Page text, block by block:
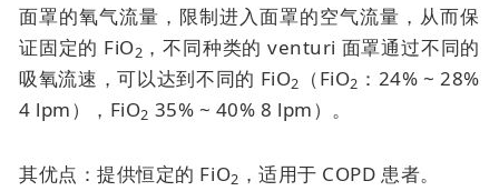
面罩的氧气流量，限制进入面罩的空气流量，从而保
证固定的 FiO2 ，不同种类的 venturi 面罩通过不同的
吸氧流速，可以达到不同的 FiO2 （FiO2 ：24% ~ 28%
4 lpm），FiO2 35% ~ 40% 8 lpm）。
其优点：提供恒定的 FiO2 ，适用于 COPD 患者。